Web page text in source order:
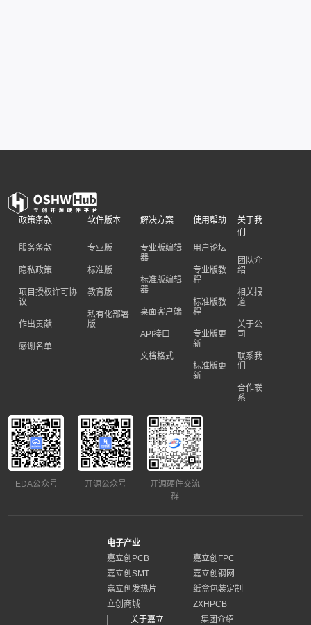
政策条款
服务条款
隐私政策
项目授权许可协
议
作出贡献
感谢名单
软件版本
专业版
标准版
教育版
私有化部署
版
解决方案
专业版编辑
器
标准版编辑
器
桌面客户端
API接口
文档格式
使用帮助
用户论坛
专业版教
程
标准版教
程
专业版更
新
标准版更
新
关于我
们
团队介
绍
相关报
道
关于公
司
联系我
们
合作联
系
EDA公众号 开源公众号
开源硬件交流
群
电子产业
嘉立创PCB
嘉立创FPC
嘉立创SMT
嘉立创钢网
嘉立创发热片
纸盒包装定制
立创商城
ZXHPCB
关于嘉立
集团介绍